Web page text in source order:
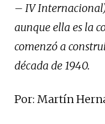
– IV
aunque ella es la
comenzó a
década de 1940.
Por: Martín